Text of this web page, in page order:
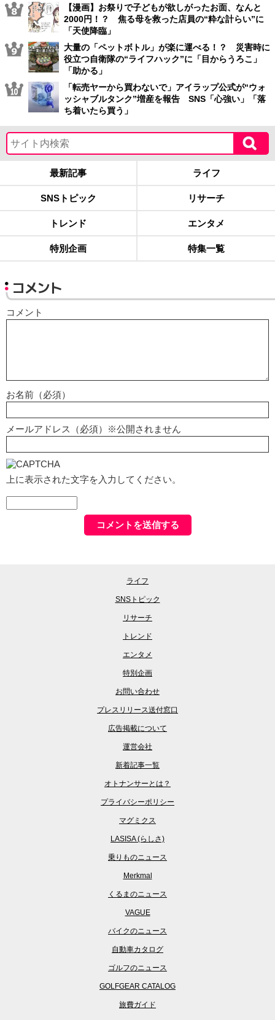
【漫画】お祭りで子どもが欲しがったお面、なんと
2000円！？ 焦る母を救った店員の“粋な計らい”に
「天使降臨」
大量の「ペットボトル」が楽に運べる！？ 災害時に
役立つ自衛隊の“ライフハック”に「目からうろこ」
「助かる」
「転売ヤーから買わないで」アイラップ公式が“ウォ
ッシャブルタンク”増産を報告 SNS「心強い」「落
ち着いたら買う」
最新記事 ライフ
SNSトピック リサーチ
トレンド エンタメ
特別企画 特集一覧
コメント
コメント
お名前（必須）
メールアドレス（必須）※公開されません
上に表示された文字を入力してください。
ライフ
SNSトピック
リサーチ
トレンド
エンタメ
特別企画
お問い合わせ
プレスリリース送付窓口
広告掲載について
運営会社
新着記事一覧
オトナンサーとは？
プライバシーポリシー
マグミクス
LASISA (らしさ)
乗りものニュース
Merkmal
くるまのニュース
VAGUE
バイクのニュース
自動車カタログ
ゴルフのニュース
GOLFGEAR CATALOG
旅費ガイド